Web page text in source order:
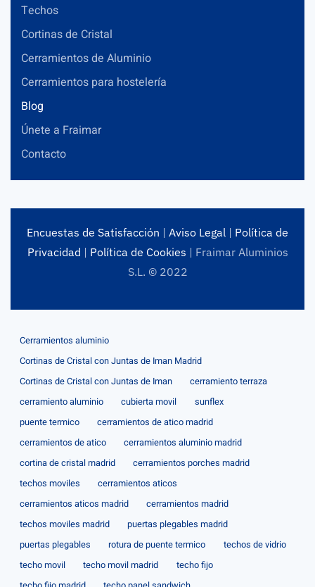
Techos
Cortinas de Cristal
Cerramientos de Aluminio
Cerramientos para hostelería
Blog
Únete a Fraimar
Contacto
Encuestas de Satisfacción | Aviso Legal | Política de
Privacidad | Política de Cookies | Fraimar Aluminios
S.L. © 2022
Cerramientos aluminio
Cortinas de Cristal con Juntas de Iman Madrid
Cortinas de Cristal con Juntas de Iman
cerramiento terraza
cerramiento aluminio
cubierta movil
sunflex
puente termico
cerramientos de atico madrid
cerramientos de atico
cerramientos aluminio madrid
cortina de cristal madrid
cerramientos porches madrid
techos moviles
cerramientos aticos
cerramientos aticos madrid
cerramientos madrid
techos moviles madrid
puertas plegables madrid
puertas plegables
rotura de puente termico
techos de vidrio
techo movil
techo movil madrid
techo fijo